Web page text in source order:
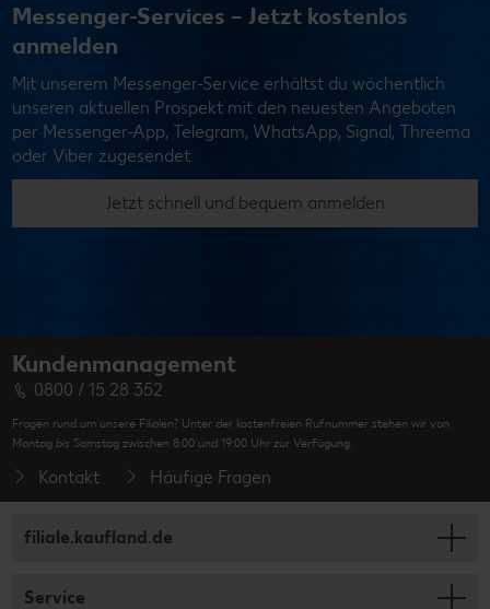
Messenger-Services – Jetzt kostenlos
anmelden
Mit unserem Messenger-Service erhältst du wöchentlich
unseren aktuellen Prospekt mit den neuesten Angeboten
per Messenger-App, Telegram, WhatsApp, Signal, Threema
oder Viber zugesendet.
Jetzt schnell und bequem anmelden
Kundenmanagement
0800 / 15 28 352
Fragen rund um unsere Filialen? Unter der kostenfreien Rufnummer stehen wir von
Montag bis Samstag zwischen 8:00 und 19:00 Uhr zur Verfügung.
Kontakt Häufige Fragen
filiale.kaufland.de
Service